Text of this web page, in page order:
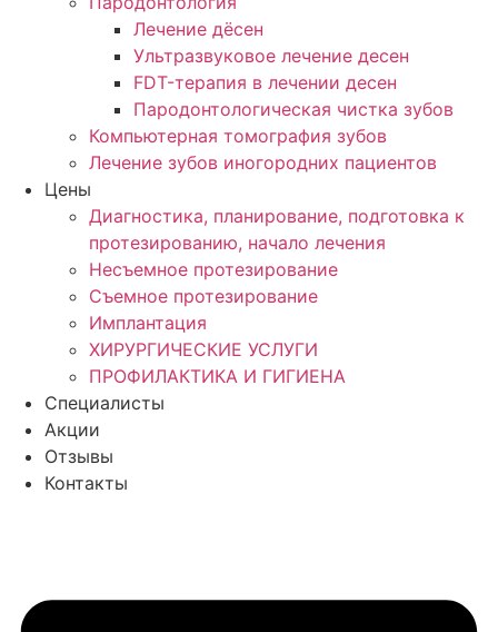
Лечение дёсен
Ультразвуковое лечение десен
FDT-терапия в лечении десен
Пародонтологическая чистка зубов
Компьютерная томография зубов
Лечение зубов иногородних пациентов
Цены
Диагностика, планирование, подготовка к
протезированию, начало лечения
Несъемное протезирование
Съемное протезирование
Имплантация
ХИРУРГИЧЕСКИЕ УСЛУГИ
ПРОФИЛАКТИКА И ГИГИЕНА
Специалисты
Акции
Отзывы
Контакты